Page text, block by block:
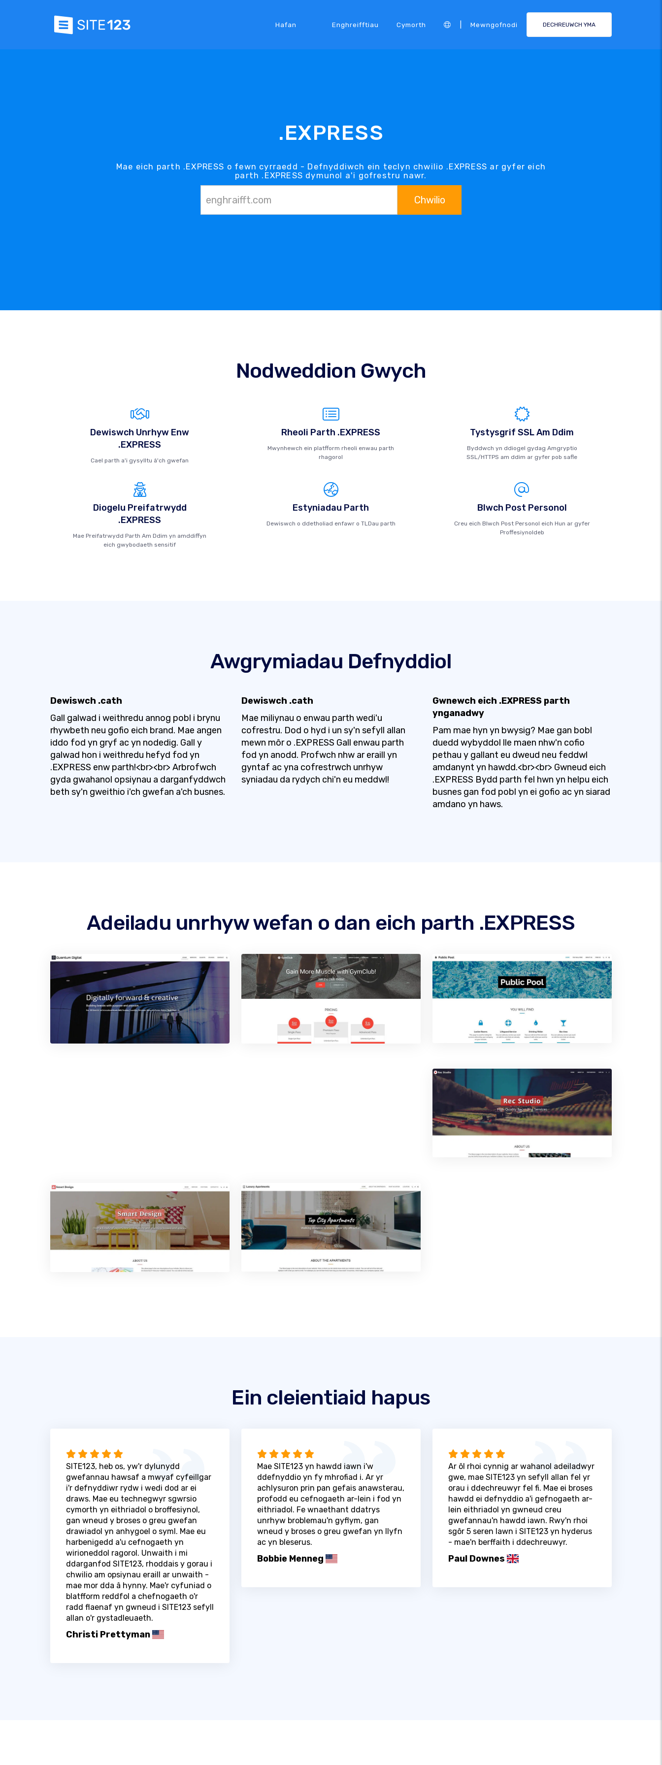
Hafan Enghreifftiau Cymorth Mewngofnodi DECHREUWCH YMA
.EXPRESS
Mae eich parth .EXPRESS o fewn cyrraedd - Defnyddiwch ein teclyn chwilio .EXPRESS ar gyfer eich
parth .EXPRESS dymunol a'i gofrestru nawr.
Chwilio
Nodweddion Gwych
Dewiswch Unrhyw Enw
.EXPRESS
Cael parth a'i gysylltu â'ch gwefan
Rheoli Parth .EXPRESS
Mwynhewch ein platfform rheoli enwau parth
rhagorol
Tystysgrif SSL Am Ddim
Byddwch yn ddiogel gydag Amgryptio
SSL/HTTPS am ddim ar gyfer pob safle
Diogelu Preifatrwydd
.EXPRESS
Mae Preifatrwydd Parth Am Ddim yn amddiffyn
eich gwybodaeth sensitif
Estyniadau Parth
Dewiswch o ddetholiad enfawr o TLDau parth
Blwch Post Personol
Creu eich Blwch Post Personol eich Hun ar gyfer
Proffesiynoldeb
Awgrymiadau Defnyddiol
Dewiswch .cath
Gall galwad i weithredu annog pobl i brynu
rhywbeth neu gofio eich brand. Mae angen
iddo fod yn gryf ac yn nodedig. Gall y
galwad hon i weithredu hefyd fod yn
.EXPRESS enw parth!<br><br> Arbrofwch
gyda gwahanol opsiynau a darganfyddwch
beth sy'n gweithio i'ch gwefan a'ch busnes.
Dewiswch .cath
Mae miliynau o enwau parth wedi'u
cofrestru. Dod o hyd i un sy'n sefyll allan
mewn môr o .EXPRESS Gall enwau parth
fod yn anodd. Profwch nhw ar eraill yn
gyntaf ac yna cofrestrwch unrhyw
syniadau da rydych chi'n eu meddwl!
Gwnewch eich .EXPRESS parth
ynganadwy
Pam mae hyn yn bwysig? Mae gan bobl
duedd wybyddol lle maen nhw'n cofio
pethau y gallant eu dweud neu feddwl
amdanynt yn hawdd.<br><br> Gwneud eich
.EXPRESS Bydd parth fel hwn yn helpu eich
busnes gan fod pobl yn ei gofio ac yn siarad
amdano yn haws.
Adeiladu unrhyw wefan o dan eich parth .EXPRESS
Ein cleientiaid hapus
SITE123, heb os, yw'r dylunydd
gwefannau hawsaf a mwyaf cyfeillgar
i'r defnyddiwr rydw i wedi dod ar ei
draws. Mae eu technegwyr sgwrsio
cymorth yn eithriadol o broffesiynol,
gan wneud y broses o greu gwefan
drawiadol yn anhygoel o syml. Mae eu
harbenigedd a'u cefnogaeth yn
wirioneddol ragorol. Unwaith i mi
ddarganfod SITE123, rhoddais y gorau i
chwilio am opsiynau eraill ar unwaith -
mae mor dda â hynny. Mae'r cyfuniad o
blatfform reddfol a chefnogaeth o'r
radd flaenaf yn gwneud i SITE123 sefyll
allan o'r gystadleuaeth.
Christi Prettyman
Mae SITE123 yn hawdd iawn i'w
ddefnyddio yn fy mhrofiad i. Ar yr
achlysuron prin pan gefais anawsterau,
profodd eu cefnogaeth ar-lein i fod yn
eithriadol. Fe wnaethant ddatrys
unrhyw broblemau'n gyflym, gan
wneud y broses o greu gwefan yn llyfn
ac yn bleserus.
Bobbie Menneg
Ar ôl rhoi cynnig ar wahanol adeiladwyr
gwe, mae SITE123 yn sefyll allan fel yr
orau i ddechreuwyr fel fi. Mae ei broses
hawdd ei defnyddio a'i gefnogaeth ar-
lein eithriadol yn gwneud creu
gwefannau'n hawdd iawn. Rwy'n rhoi
sgôr 5 seren lawn i SITE123 yn hyderus
- mae'n berffaith i ddechreuwyr.
Paul Downes